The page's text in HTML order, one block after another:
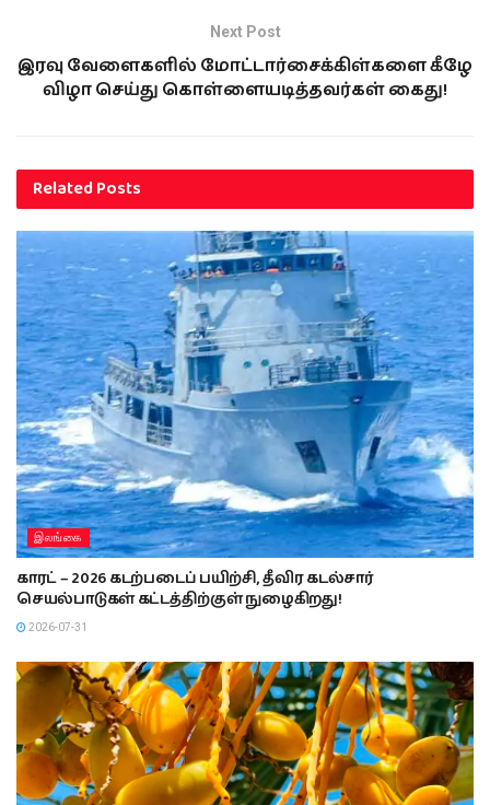
Next Post
இரவு வேளைகளில் மோட்டார்சைக்கிள்களை கீழே
விழா செய்து கொள்ளையடித்தவர்கள் கைது!
RelatedPosts
இலங்கை
காரட் – 2026 கடற்படைப் பயிற்சி, தீவிர கடல்சார்
செயல்பாடுகள் கட்டத்திற்குள் நுழைகிறது!
2026-07-31